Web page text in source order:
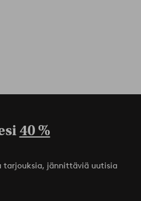
40 %
tarjouksia, jännittäviä uutisia